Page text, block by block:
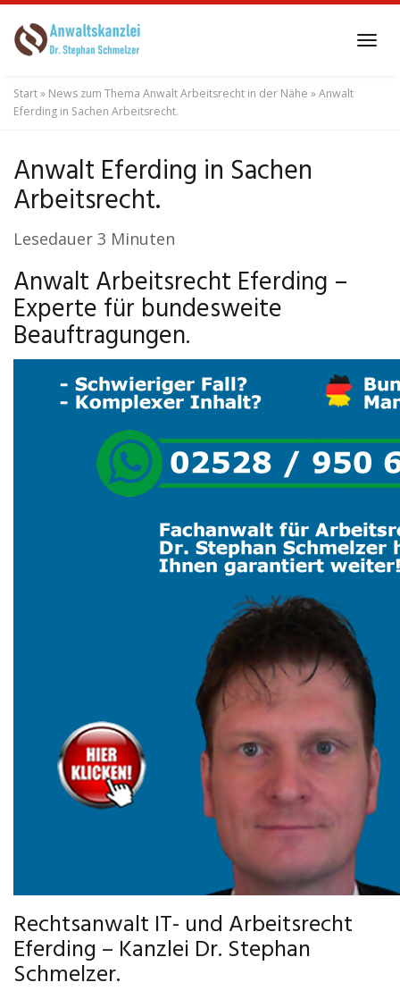
to
content
Start» News zum Thema Anwalt Arbeitsrecht in der Nähe »Anwalt
Eferding in Sachen Arbeitsrecht.
Anwalt Eferding in Sachen
Arbeitsrecht.
Lesedauer 3 Minuten
Anwalt Arbeitsrecht Eferding –
Experte für bundesweite
Beauftragungen.
Rechtsanwalt IT- und Arbeitsrecht
Eferding – Kanzlei Dr. Stephan
Schmelzer.